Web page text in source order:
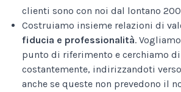
clienti sono con noi dal lontano
Costruiamo insieme relazioni di
fiducia e professionalità.
punto di riferimento e cerchiamo
costantemente, indirizzandoti
anche se queste non prevedono il